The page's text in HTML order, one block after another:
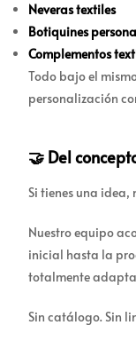
Neveras textiles
Botiquines
Complementos
Todo bajo el
personalización
🤝 Del
Si tienes una
Nuestro equipo
inicial hasta la
totalmente
Sin catálogo. Sin